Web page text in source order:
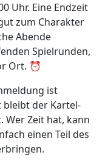
Uhr. Eine Endzeit
zum Charakter
Abende
Spielrunden,
Ort. ⏰
ist
der Kartel-
Zeit hat, kann
einen Teil des